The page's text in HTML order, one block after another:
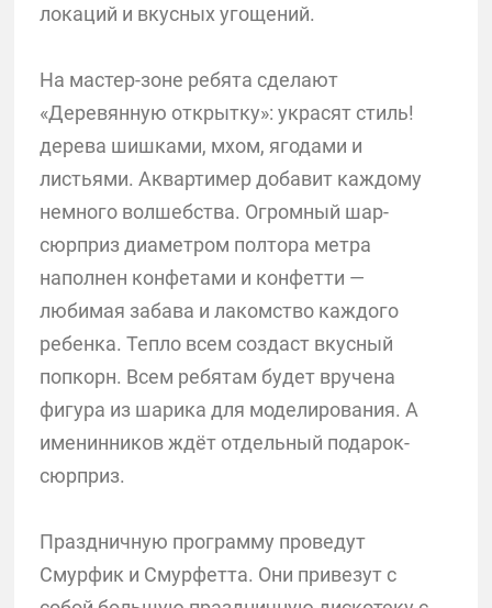
локаций и вкусных угощений.
На мастер-зоне ребята сделают
«Деревянную открытку»: украсят стиль!
дерева шишками, мхом, ягодами и
листьями. Аквартимер добавит каждому
немного волшебства. Огромный шар-
сюрприз диаметром полтора метра
наполнен конфетами и конфетти —
любимая забава и лакомство каждого
ребенка. Тепло всем создаст вкусный
попкорн. Всем ребятам будет вручена
фигура из шарика для моделирования. А
именинников ждёт отдельный подарок-
сюрприз.
Праздничную программу проведут
Смурфик и Смурфетта. Они привезут с